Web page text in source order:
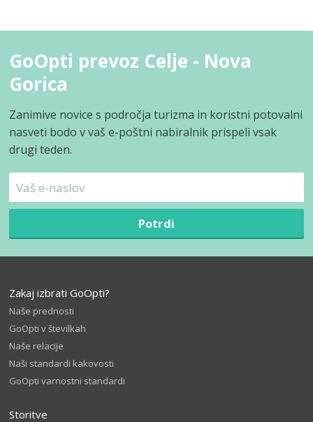
GoOpti prevoz Celje - Nova
Gorica
Zanimive novice s področja turizma in koristni potovalni
nasveti bodo v vaš e-poštni nabiralnik prispeli vsak
drugi teden.
Potrdi
Zakaj izbrati GoOpti?
Naše prednosti
GoOpti v številkah
Naše relacije
Naši standardi kakovosti
GoOpti varnostni standardi
Storitve